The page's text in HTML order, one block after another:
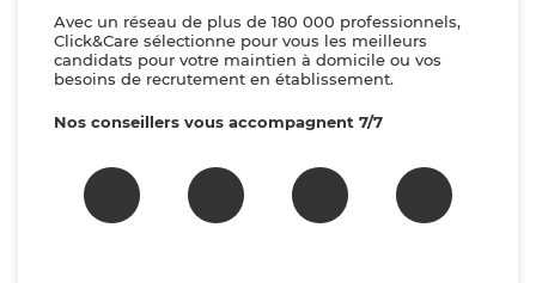
Avec un réseau de plus de 180 000 professionnels,
Click&Care sélectionne pour vous les meilleurs
candidats pour votre maintien à domicile ou vos
besoins de recrutement en établissement.
Nos conseillers vous accompagnent 7/7